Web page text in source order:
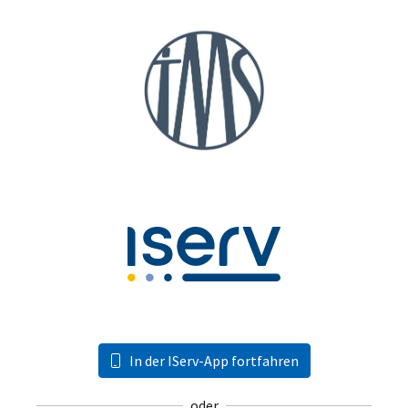
In der IServ-App fortfahren